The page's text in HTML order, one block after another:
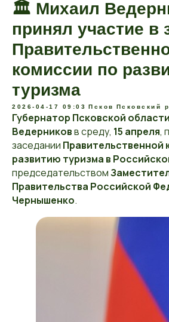
🏛️ Михаил
принял участие в
комиссии по
туризма
2026-04-17 09:03 Псков Псковский
Губернатор Псковской
Ведерниковв среду, 15 апреля,
заседании Правительственной
развитию туризма в
председательством
Правительства Российской
Чернышенко.